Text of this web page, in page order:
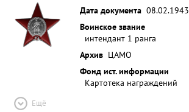
Дата документа 08.02.1943
Воинское звание
интендант 1 ранга
Архив ЦАМО
Фонд ист. информации
Картотека награждений
Ещё